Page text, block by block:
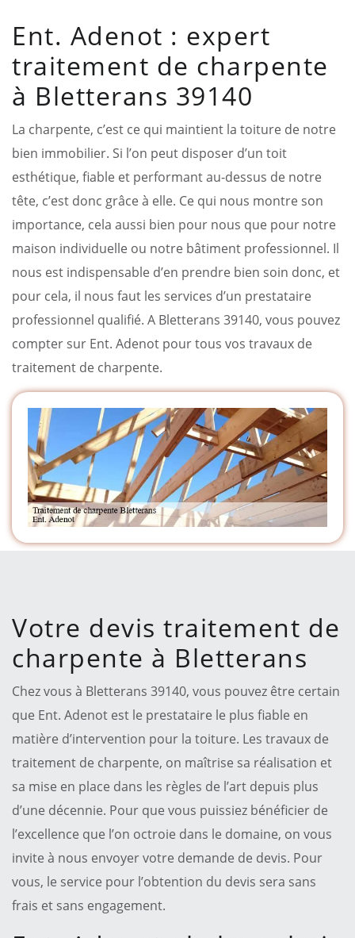
Ent. Adenot : expert
traitement de charpente
à Bletterans 39140
La charpente, c’est ce qui maintient la toiture de notre
bien immobilier. Si l’on peut disposer d’un toit
esthétique, fiable et performant au-dessus de notre
tête, c’est donc grâce à elle. Ce qui nous montre son
importance, cela aussi bien pour nous que pour notre
maison individuelle ou notre bâtiment professionnel. Il
nous est indispensable d’en prendre bien soin donc, et
pour cela, il nous faut les services d’un prestataire
professionnel qualifié. A Bletterans 39140, vous pouvez
compter sur Ent. Adenot pour tous vos travaux de
traitement de charpente.
Votre devis traitement de
charpente à Bletterans
Chez vous à Bletterans 39140, vous pouvez être certain
que Ent. Adenot est le prestataire le plus fiable en
matière d’intervention pour la toiture. Les travaux de
traitement de charpente, on maîtrise sa réalisation et
sa mise en place dans les règles de l’art depuis plus
d’une décennie. Pour que vous puissiez bénéficier de
l’excellence que l’on octroie dans le domaine, on vous
invite à nous envoyer votre demande de devis. Pour
vous, le service pour l’obtention du devis sera sans
frais et sans engagement.